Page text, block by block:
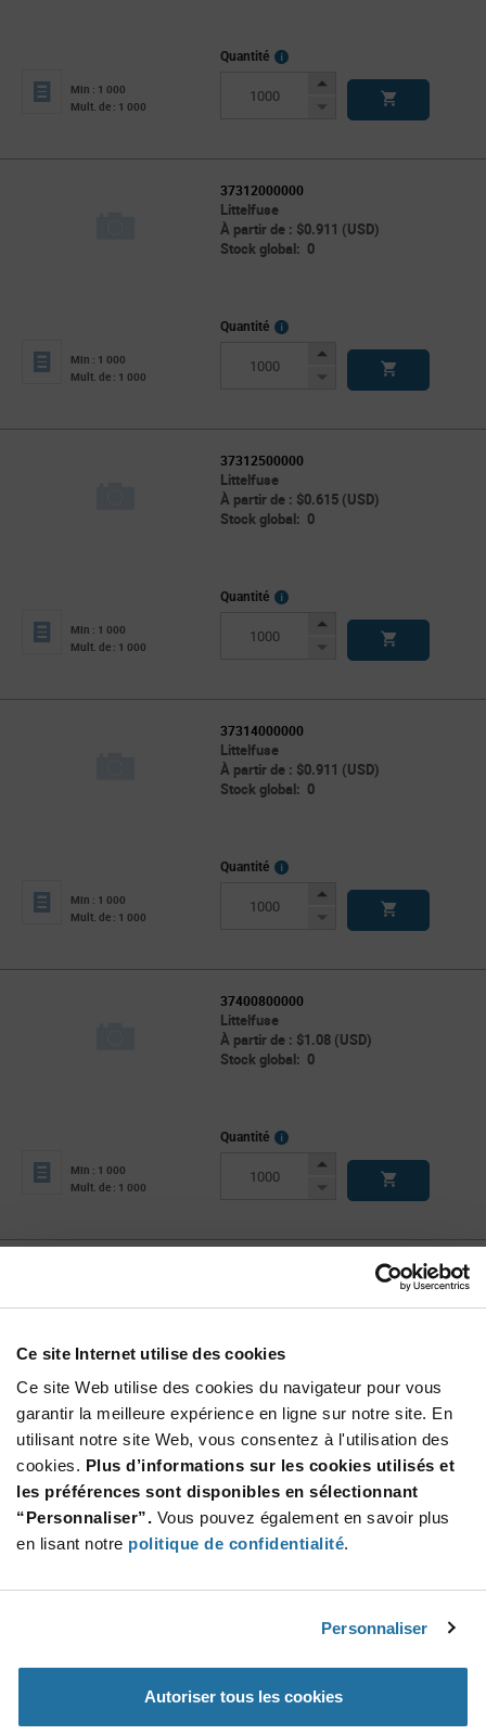
Ce site Internet utilise des cookies
Ce site Web utilise des cookies du navigateur pour vous
garantir la meilleure expérience en ligne sur notre site. En
utilisant notre site Web, vous consentez à l'utilisation des
cookies. Plus d’informations sur les cookies utilisés et
les préférences sont disponibles en sélectionnant
“Personnaliser”. Vous pouvez également en savoir plus
en lisant notre politique de confidentialité.
Personnaliser
Autoriser tous les cookies
Min : 1 000
Mult. de : 1 000
Quantité
More
Increase
Decrease
37312000000
Littelfuse
À partir de : $0.911 (USD)
Stock global: 0
Min : 1 000
Mult. de : 1 000
Quantité
More
Increase
Decrease
37312500000
Littelfuse
À partir de : $0.615 (USD)
Stock global: 0
Min : 1 000
Mult. de : 1 000
Quantité
More
Increase
Decrease
37314000000
Littelfuse
À partir de : $0.911 (USD)
Stock global: 0
Min : 1 000
Mult. de : 1 000
Quantité
More
Increase
Decrease
37400800000
Littelfuse
À partir de : $1.08 (USD)
Stock global: 0
Min : 1 000
Mult. de : 1 000
Quantité
More
Increase
Decrease
À partir de : $0.763 (USD)
Min : 1 000
Mult. de : 1 000
Quantité
More
Info
Increase
Button
Decrease
37401600000
Mult. de : 1 000
Info
Increase
Button
Decrease